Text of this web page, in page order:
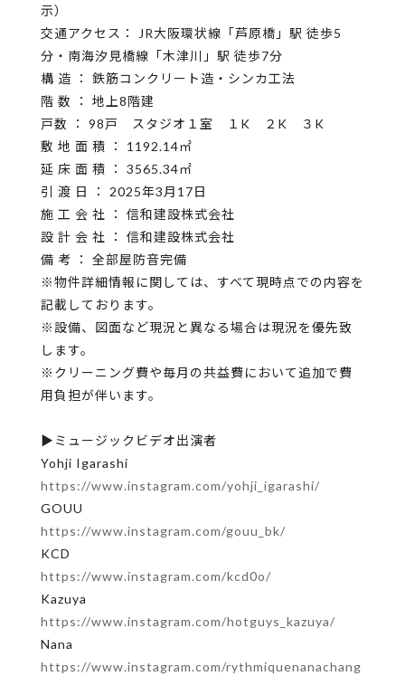
示）
交通アクセス： JR大阪環状線「芦原橋」駅 徒歩5
分・南海汐見橋線「木津川」駅 徒歩7分
構 造 ： 鉄筋コンクリート造・シンカ工法
​階 数 ： 地上8階建
​戸数 ： 98戸 スタジオ１室 １K ２K ３K
敷 地 面 積 ： 1192.14㎡
延 床 面 積 ： 3565.34㎡
​引 渡 日 ： 2025年3月17日
​施 工 会 社 ： 信和建設株式会社
設 計 会 社 ： 信和建設株式会社
備 考 ： 全部屋防音完備
※物件詳細情報に関しては、すべて現時点での内容を
記載しております。
※設備、図面など現況と異なる場合は現況を優先致
します。
※クリーニング費や毎⽉の共益費において追加で費
⽤負担が伴います。
▶ミュージックビデオ出演者
Yohji Igarashi
https://www.instagram.com/yohji_igarashi/
GOUU
https://www.instagram.com/gouu_bk/
KCD
https://www.instagram.com/kcd0o/
Kazuya
https://www.instagram.com/hotguys_kazuya/
Nana
https://www.instagram.com/rythmiquenanachang